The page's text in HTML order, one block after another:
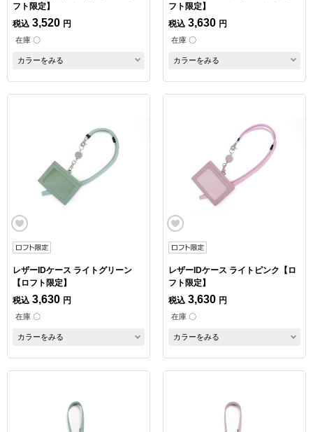
フト限定】
税込 3,520 円
在庫 〇
カラーをみる
フト限定】
税込 3,630 円
在庫 〇
カラーをみる
レザーIDケース ライトグリーン
【ロフト限定】
税込 3,630 円
在庫 〇
カラーをみる
レザーIDケース ライトピンク【ロ
フト限定】
税込 3,630 円
在庫 〇
カラーをみる